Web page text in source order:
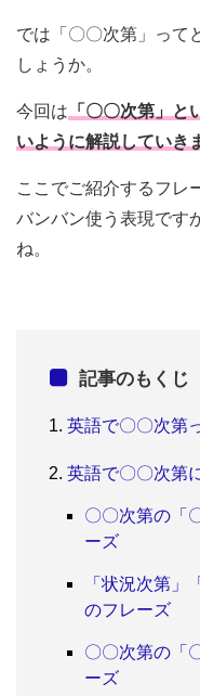
では「〇〇次第」って
しょうか。
今回は 「〇〇次第」
いように解説していき
ここでご紹介するフレ
バンバン使う表現です
ね。
記事のもくじ
英語で〇〇次第
英語で〇〇次第
〇〇次第の「
ーズ
「状況次第」
のフレーズ
〇〇次第の「
ーズ